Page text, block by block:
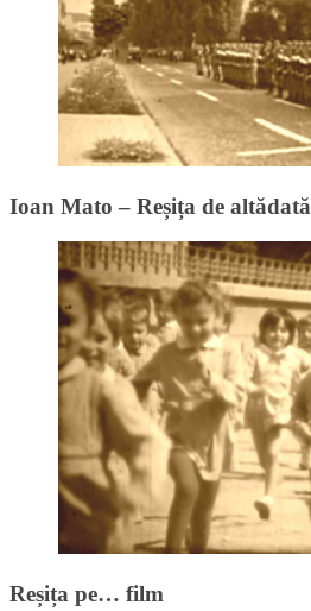
Ioan Mato – Reșița de altădată
Reșița pe… film